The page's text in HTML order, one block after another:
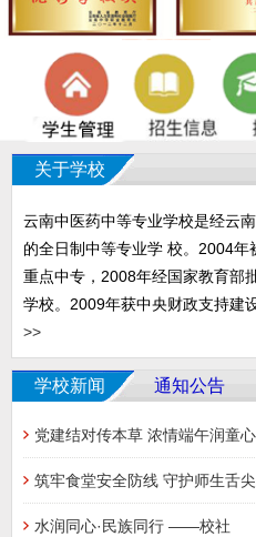
关于学校
云南中医药中等专业学校是经云
的全日制中等专业学 校。2004
重点中专，2008年经国家教育部
学校。2009年获中央财政支持建
>>
学校新闻 通知公告
党建结对传本草 浓情端午润童心
筑牢食堂安全防线 守护师生舌
水润同心·民族同行 ​——校社